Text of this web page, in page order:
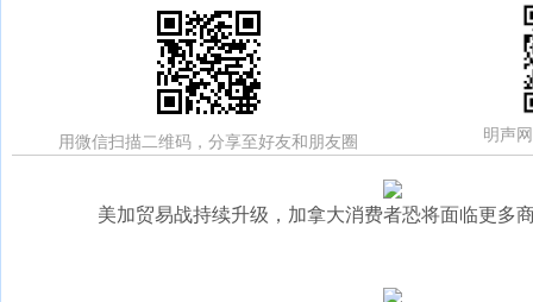
用微信扫描二维码，分享至好友和朋友圈 明声
美加贸易战持续升级，加拿大消费者恐将面临更多